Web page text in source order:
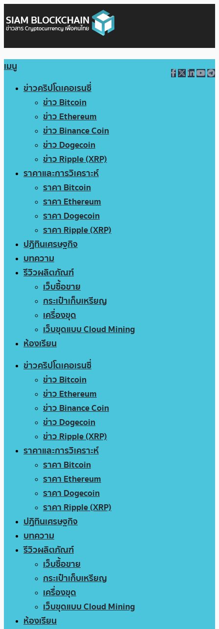
เมนู
ข่าวคริปโตเคอเรนซี่
ข่าว Bitcoin
ข่าว Ethereum
ข่าว Binance Coin
ข่าว Dogecoin
ข่าว Ripple (XRP)
ราคาและการวิเคราะห์
ราคา Bitcoin
ราคา Ethereum
ราคา Dogecoin
ราคา Ripple (XRP)
ปฏิทินเศรษฐกิจ
บทความ
รีวิวผลิตภัณฑ์
เว็บซื้อขาย
กระเป๋าเก็บเหรียญ
เครื่องขุด
เว็บขุดแบบ Cloud Mining
ห้องเรียน
ข่าวคริปโตเคอเรนซี่
ข่าว Bitcoin
ข่าว Ethereum
ข่าว Binance Coin
ข่าว Dogecoin
ข่าว Ripple (XRP)
ราคาและการวิเคราะห์
ราคา Bitcoin
ราคา Ethereum
ราคา Dogecoin
ราคา Ripple (XRP)
ปฏิทินเศรษฐกิจ
บทความ
รีวิวผลิตภัณฑ์
เว็บซื้อขาย
กระเป๋าเก็บเหรียญ
เครื่องขุด
เว็บขุดแบบ Cloud Mining
ห้องเรียน